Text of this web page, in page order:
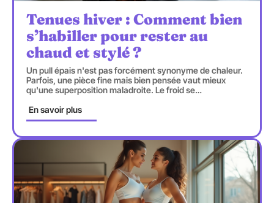
Tenues hiver : Comment bien
s’habiller pour rester au
chaud et stylé ?
Un pull épais n'est pas forcément synonyme de chaleur.
Parfois, une pièce fine mais bien pensée vaut mieux
qu'une superposition maladroite. Le froid se…
En savoir plus